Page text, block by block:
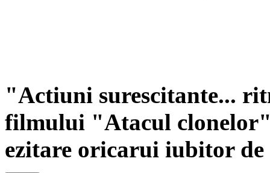
"Actiuni surescitante...
filmului "Atacul
ezitare oricarui iubitor de